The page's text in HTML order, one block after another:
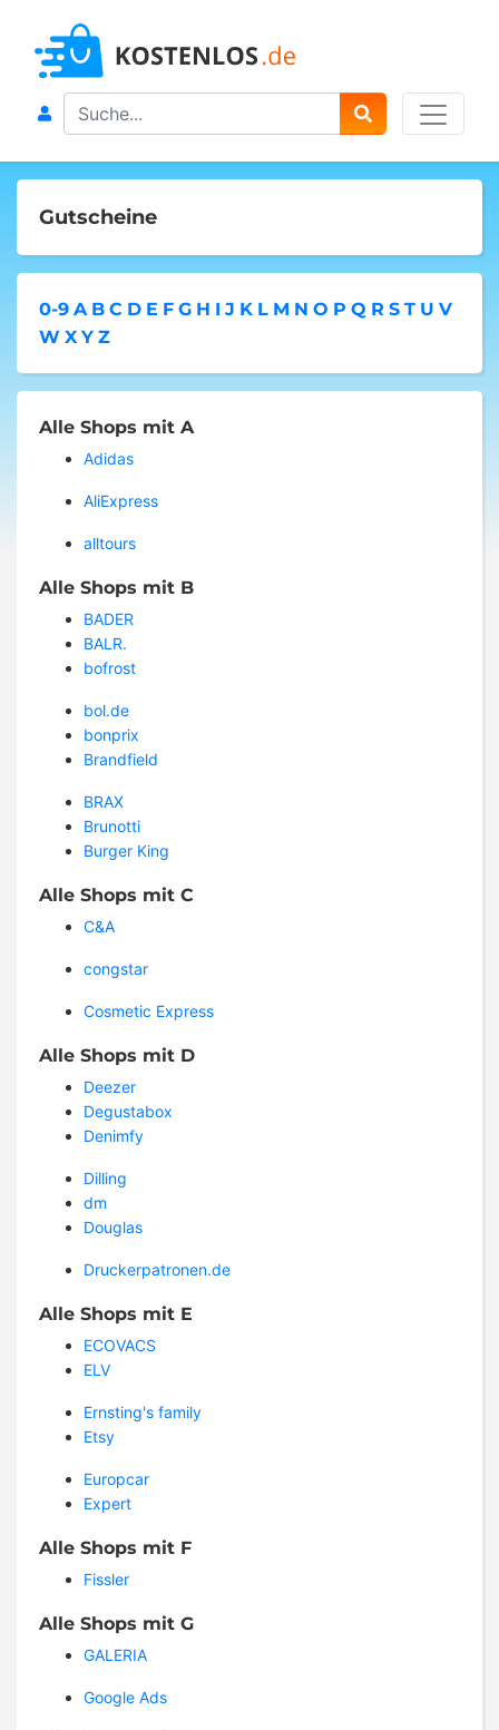
Search
Gutscheine
0-9 A B C D E F G H I J K L M N O P Q R S T U V
W X Y Z
Alle Shops mit A
Adidas
AliExpress
alltours
Alle Shops mit B
BADER
BALR.
bofrost
bol.de
bonprix
Brandfield
BRAX
Brunotti
Burger King
Alle Shops mit C
C&A
congstar
Cosmetic Express
Alle Shops mit D
Deezer
Degustabox
Denimfy
Dilling
dm
Douglas
Druckerpatronen.de
Alle Shops mit E
ECOVACS
ELV
Ernsting's family
Etsy
Europcar
Expert
Alle Shops mit F
Fissler
Alle Shops mit G
GALERIA
Google Ads